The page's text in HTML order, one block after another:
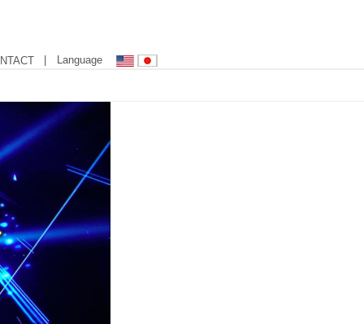
| Language